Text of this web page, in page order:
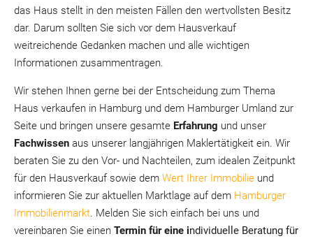
das Haus stellt in den meisten Fällen den wertvollsten Besitz
dar. Darum sollten Sie sich vor dem Hausverkauf
weitreichende Gedanken machen und alle wichtigen
Informationen zusammentragen.
Wir stehen Ihnen gerne bei der Entscheidung zum Thema
Haus verkaufen in Hamburg und dem Hamburger Umland zur
Seite und bringen unsere gesamte Erfahrung und unser
Fachwissen aus unserer langjährigen Maklertätigkeit ein. Wir
beraten Sie zu den Vor- und Nachteilen, zum idealen Zeitpunkt
für den Hausverkauf sowie dem Wert Ihrer Immobilie und
informieren Sie zur aktuellen Marktlage auf dem Hamburger
Immobilienmarkt. Melden Sie sich einfach bei uns und
vereinbaren Sie einen Termin für eine individuelle Beratung für